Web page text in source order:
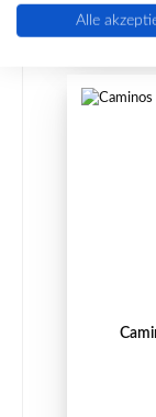
Alle